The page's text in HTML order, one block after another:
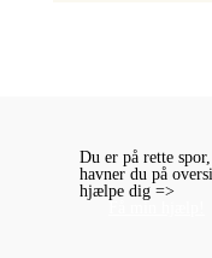
Du er på rette
havner du på
hjælpe dig =>